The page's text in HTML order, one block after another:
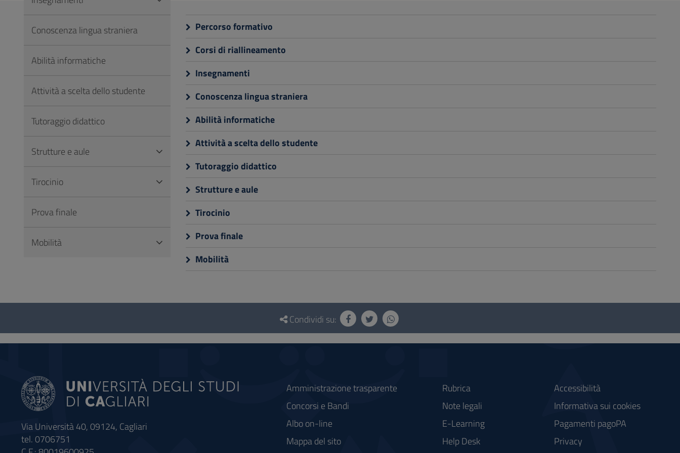
Footer
Percorso formativo
Corsi di riallineamento
Insegnamenti
Conoscenza lingua straniera
Abilità informatiche
Attività a scelta dello studente
Tutoraggio didattico
Strutture e aule
Tirocinio
Prova finale
Mobilità
Conoscenza lingua straniera
Abilità informatiche
Attività a scelta dello studente
Tutoraggio didattico
Strutture e aule
Tirocinio
Prova finale
Mobilità
Questionario
social
Condividi su:
Via Università 40, 09124, Cagliari
tel. 0706751
Amministrazione trasparente
Concorsi e Bandi
Albo on-line
Mappa del sito
Rubrica
Note legali
E-Learning
Help Desk
Accessibilità
Informativa sui cookies
Pagamenti pagoPA
Privacy